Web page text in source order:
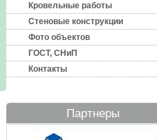
Кровельные работы
Стеновые конструкции
Фото объектов
ГОСТ, СНиП
Контакты
Партнеры